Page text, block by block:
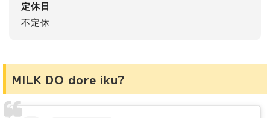
定休日
不定休
MILK DO dore iku?